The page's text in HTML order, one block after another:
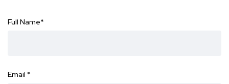
Full Name*
Email *